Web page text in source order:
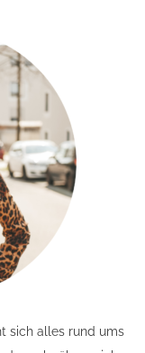
sich alles rund ums